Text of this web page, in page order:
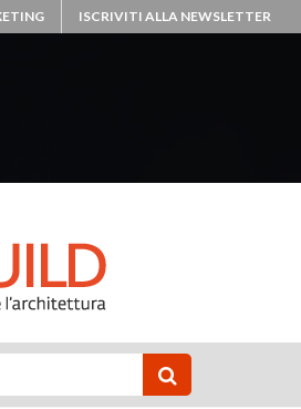
ISCRIVITI ALLA NEWSLETTER